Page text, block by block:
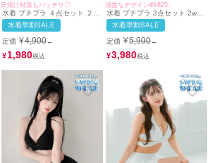
日焼け対策もバッチリ♡
水着 プチプラ ４点セット ２
way セット 紐ビキニ カジュア
ル 脚カバー クール 袖あり ス
カートタイプ 洋服みたいな マ
ーブル ベージュ ビキニ (Mサイ
ズ対応) | myMinette/マイミネ
ット
水着早割SALE
定価 ¥4,900→
¥1,980
清楚なデザイン#9825;
水着 プチプラ 3点セット 2way
セット 体型カバー ハイウエス
ト フリル タンクトップ 脚カバ
ー シンプル ボトム リボン ス
カートタイプ ガーリー 総レー
ス 白 ホワイト ビキニ (M~XL
サイズ対応) | myMinette/マイ
水着早割SALE
定価 ¥5,900→
¥3,980